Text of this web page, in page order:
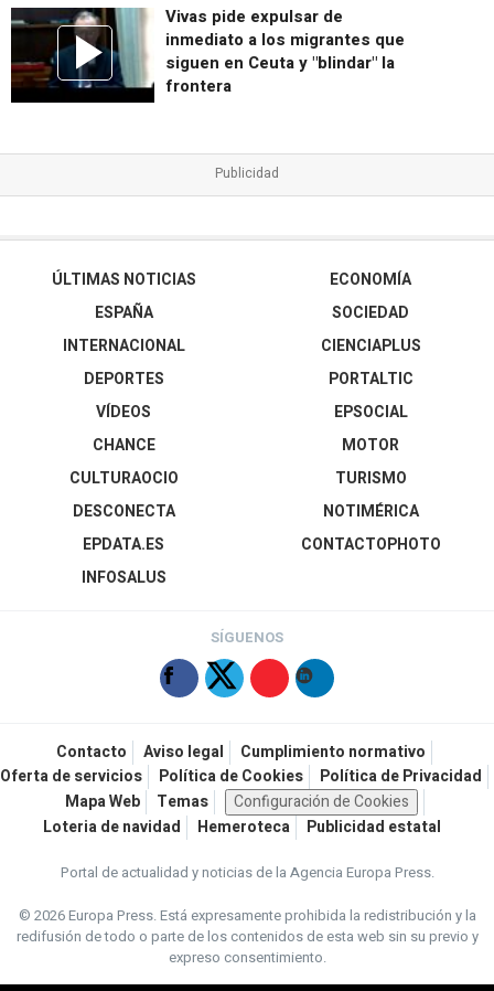
Vivas pide expulsar de
inmediato a los migrantes que
siguen en Ceuta y "blindar" la
frontera
ÚLTIMAS NOTICIAS
ESPAÑA
INTERNACIONAL
DEPORTES
VÍDEOS
ECONOMÍA
SOCIEDAD
CIENCIAPLUS
PORTALTIC
EPSOCIAL
CHANCE
CULTURAOCIO
DESCONECTA
EPDATA.ES
INFOSALUS
MOTOR
TURISMO
NOTIMÉRICA
CONTACTOPHOTO
SÍGUENOS
Contacto Aviso legal
Cumplimiento normativo
Oferta de servicios
Política de Cookies
Política de Privacidad
Mapa Web
Temas
Configuración de Cookies
Loteria de navidad
Hemeroteca Publicidad estatal
Portal de actualidad y noticias de la Agencia Europa Press.
© 2026 Europa Press.Está expresamente prohibida la redistribución y la
redifusión de todo o parte de los contenidos de esta web sin su previo y
expreso consentimiento.